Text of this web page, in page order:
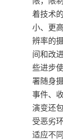
着技术
小、更
辨率的
间和改
些进步
署随身
事件、
演变还
受恶劣
适应不